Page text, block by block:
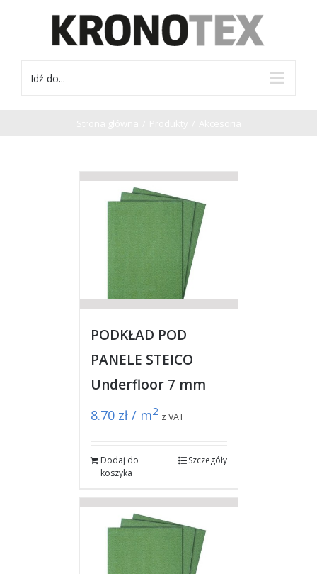
Idź do...
PODKŁAD POD
PANELE STEICO
Underfloor 7 mm
8.70 zł / m2 z VAT
Dodaj do
koszyka
Szczegóły